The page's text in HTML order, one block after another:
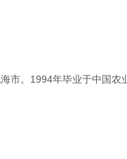
。1994年毕业于中国农